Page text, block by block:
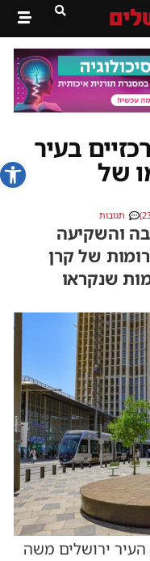
פתח
בעיר
של
תגובות
והשקיעה
של קרן
שנקראו
ירושלים משה